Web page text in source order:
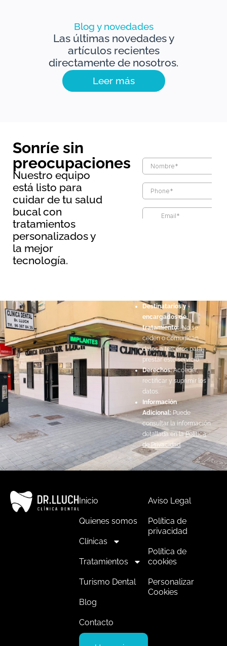
Blog y novedades
Las últimas novedades y
artículos recientes
directamente de nosotros.
Leer más
Destinatarios y
encargados de
tratamiento:No se
ceden o comunican
datos a terceros para
prestar este servicio.
Derechos:Acceder,
rectificar y suprimir los
datos.
Información
Adicional: Puede
consultar la información
detallada en laPolítica
de Privacidad.
Sonríe sin
preocupaciones
Nuestro equipo
está listo para
cuidar de tu salud
bucal con
tratamientos
personalizados y
la mejor
tecnología.
Inicio
Quienes somos
Clínicas
Tratamientos
Turismo Dental
Blog
Contacto
Aviso Legal
Política de
privacidad
Política de
cookies
Personalizar
Cookies